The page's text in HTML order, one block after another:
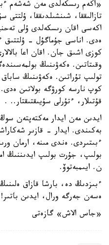
«اكەم رىسكەلدى مەن شەشەم
تازالىققا، شىنشىلدىققا، ۇلتتى
اكەسى اقان رىسكەلدى ۇلى
ەدى. اناسى جۇماگۇل - ۇلتتىق
كوزى اشىق جان. اقان اعا
وقىتاتىن. ەكەۋىنىڭ
تولىپ تۇراتىن. ەكەۋىنىڭ
كوپ نارسە كورۋگە بولاتىن
قۇتىلار، ءتۇرلى سۇيىقتىقتار.. .
ايدىن مەن ايدار مەكتەپتەن
بەكىندى. ايدار - قازىر
ءبىتىردى. ەندى مىنە، ارمان
بولىپ، جۇرت بولىپ ايدىننىڭ
ن. ايىمبەتوۆ.
ءبىزدىڭ دە، بارشا قازاق
ەسەن جەرگە ورال، ايدىن باتىر!
«جاس الاش» گازەتى